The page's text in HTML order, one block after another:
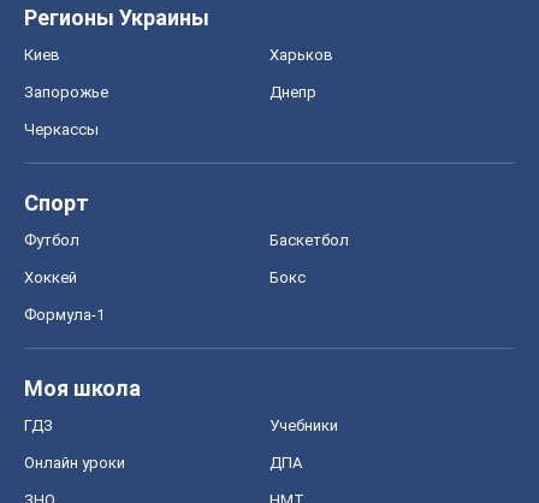
Регионы Украины
Киев Харьков
Запорожье Днепр
Черкассы
Спорт
Футбол Баскетбол
Хоккей Бокс
Формула-1
Моя школа
ГДЗ Учебники
Онлайн уроки ДПА